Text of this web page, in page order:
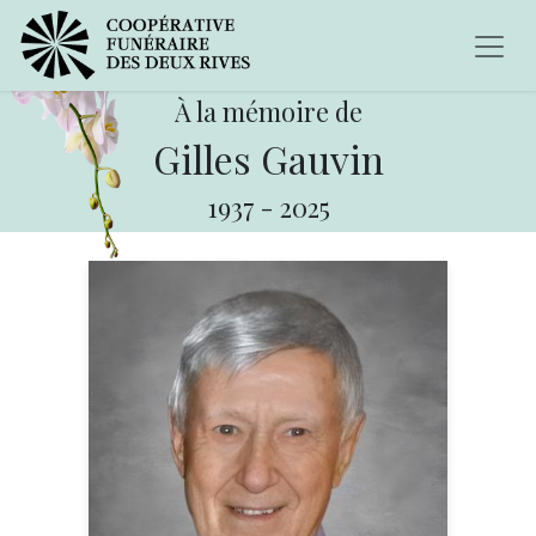
À la mémoire de
Gilles Gauvin
1937 - 2025